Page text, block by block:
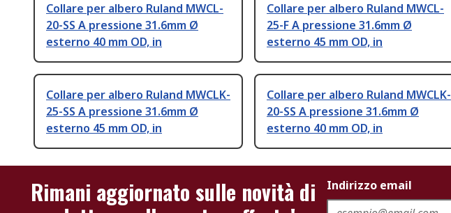
Collare per albero Ruland MWCL-
20-SS A pressione 31.6mm Ø
esterno 40 mm OD, in
Collare per albero Ruland MWCL-
25-F A pressione 31.6mm Ø
esterno 45 mm OD, in
Collare per albero Ruland MWCLK-
25-SS A pressione 31.6mm Ø
esterno 45 mm OD, in
Collare per albero Ruland MWCLK-
20-SS A pressione 31.6mm Ø
esterno 40 mm OD, in
Rimani aggiornato sulle novità di
Indirizzo email